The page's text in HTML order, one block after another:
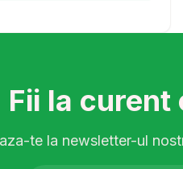
Fii la
te la newsletter-ul